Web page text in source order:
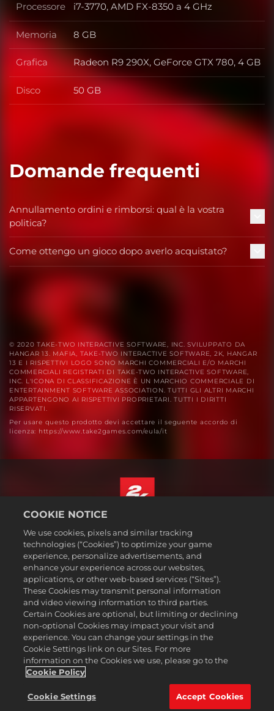
Processore Processore
i7-3770, AMD FX-8350 a 4 GHz
Memoria Memoria
8 GB
Grafica Grafica
Radeon R9 290X, GeForce GTX 780, 4 GB
Disco Disco
50 GB
Domande frequenti
Annullamento ordini e rimborsi: qual è la vostra
politica?
Come ottengo un gioco dopo averlo acquistato?
© 2020 TAKE-TWO INTERACTIVE SOFTWARE, INC. SVILUPPATO DA
HANGAR 13. MAFIA, TAKE-TWO INTERACTIVE SOFTWARE, 2K, HANGAR
13 E I RISPETTIVI LOGO SONO MARCHI COMMERCIALI E/O MARCHI
COMMERCIALI REGISTRATI DI TAKE-TWO INTERACTIVE SOFTWARE,
INC. L'ICONA DI CLASSIFICAZIONE È UN MARCHIO COMMERCIALE DI
ENTERTAINMENT SOFTWARE ASSOCIATION. TUTTI GLI ALTRI MARCHI
APPARTENGONO AI RISPETTIVI PROPRIETARI. TUTTI I DIRITTI
RISERVATI.
Per usare questo prodotto devi accettare il seguente accordo di
licenza: https://www.take2games.com/eula/it
Informazioni legali
Politiche sulla privacy
Politiche sui cookie
Assistenza
Non vendere o condividere le mie informazioni personali
Ricerca ordini e rimborsi
Partner pubblicitari 2K
©2016-2026 Take-Two Interactive Software Inc. 2K, Firaxis Games,
Civilization, and their respective logos are trademarks of Take-Two
Interactive Software, Inc. All rights reserved.
Italiano
COOKIE NOTICE
We use cookies, pixels and similar tracking
technologies (“Cookies”) to optimize your game
experience, personalize advertisements, and
enhance your experience across our websites,
applications, or other web-based services (“Sites”).
These Cookies may transmit personal information
and video viewing information to third parties.
Certain Cookies are optional, but limiting or declining
non-optional Cookies may impact your visit and
experience. You can change your settings in the
Cookie Settings link on our Sites. For more
information on the Cookies we use, please go to the
Cookie Policy
Cookie Settings Accept Cookies